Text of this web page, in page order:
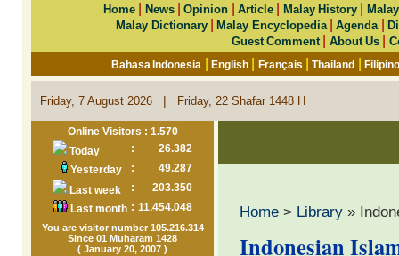
Home News|Opinion |Article Malay History
Malay Dictionary|Malay Encyclopedia|Agenda |
Guest Comment| About Us|
Bahasa Indonesia |English Français |Thailand |
Friday, 7 August 2026 | Friday, 22 Shafar 1448 H
Online Visitors : 1.570
Today
:
26.382
Yesterday
:
49.287
Last week
:
203.350
Last month : 11.454.048
You are visitor number 105.216.314
Since 01 Muharam 1428
( January 20, 2007 )
Home > Library »
Indonesian